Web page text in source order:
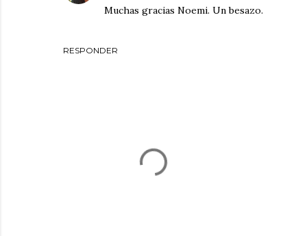
RESPONDER
Muchas gracias Noemi. Un besazo.